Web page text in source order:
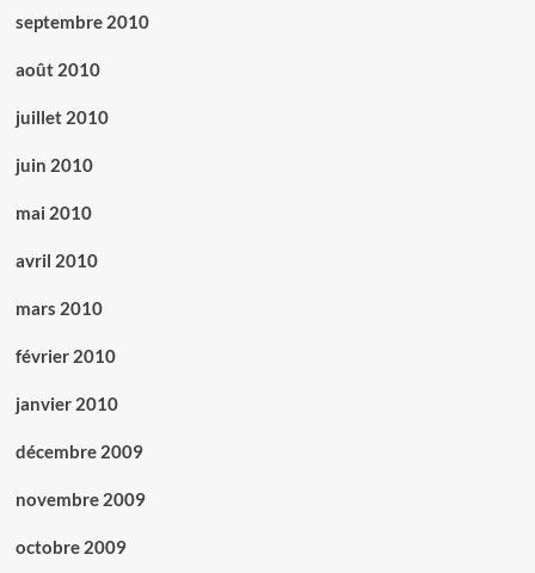
septembre 2010
août 2010
juillet 2010
juin 2010
mai 2010
avril 2010
mars 2010
février 2010
janvier 2010
décembre 2009
novembre 2009
octobre 2009